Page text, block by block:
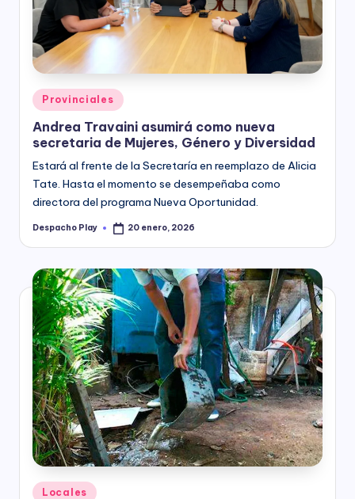
y
Posted
in
Provinciales
Andrea Travaini asumirá como nueva
secretaria de Mujeres, Género y Diversidad
Estará al frente de la Secretaría en reemplazo de Alicia
Tate. Hasta el momento se desempeñaba como
directora del programa Nueva Oportunidad.
Posted
Despacho Play 20 enero, 2026
Posted
Locales